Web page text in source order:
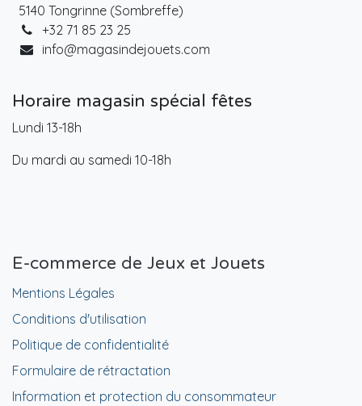
5140 Tongrinne (Sombreffe)
+32 71 85 23 25
info@magasindejouets.com
Horaire magasin spécial fêtes
Lundi 13-18h
Du mardi au samedi 10-18h
E-commerce de Jeux et Jouets
Mentions Légales
Conditions d'utilisation
Politique de confidentialité
Formulaire de rétractation
Information et protection du consommateur